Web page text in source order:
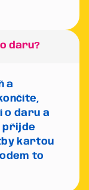
daru?
a
o daru a
přijde
kartou
to